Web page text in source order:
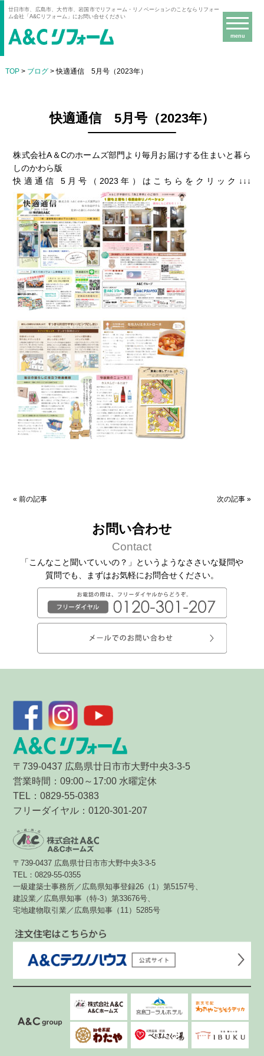
廿日市市、広島市、大竹市、岩国市でリフォーム・リノベーションのことならリフォー
ム会社「A&Cリフォーム」にお問い合せください
menu
TOP> ブログ> 快適通信 5月号（2023年）
快適通信 5月号（2023年）
株式会社A＆Cのホームズ部門より毎月お届けする住まいと暮ら
しのかわら版
快適通信 5月号（2023年）はこちらをクリック↓↓↓
«前の記事 次の記事»
お問い合わせ
Contact
「こんなこと聞いていいの？」というようなささいな疑問や
質問でも、
まずはお気軽にお問合せください。
〒739-0437 広島県廿日市市大野中央3-3-5
営業時間：09:00～17:00 水曜定休
TEL：0829-55-0383
フリーダイヤル：0120-301-207
〒739-0437 広島県廿日市市大野中央3-3-5
TEL：0829-55-0355
一級建築士事務所／広島県知事登録26（1）第5157号、
建設業／広島県知事（特-3）第33676号、
宅地建物取引業／広島県知事（11）5285号